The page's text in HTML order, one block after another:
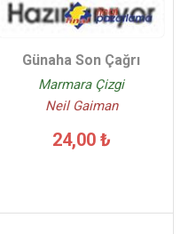
Günaha Son Çağrı
Marmara Çizgi
Neil Gaiman
24,00 ₺